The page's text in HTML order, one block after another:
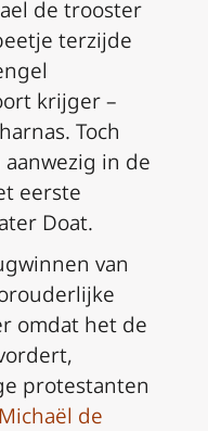
de trooster
terzijde
krijger –
Toch
in de
eerste
Doat.
van
omdat het de
protestanten
de